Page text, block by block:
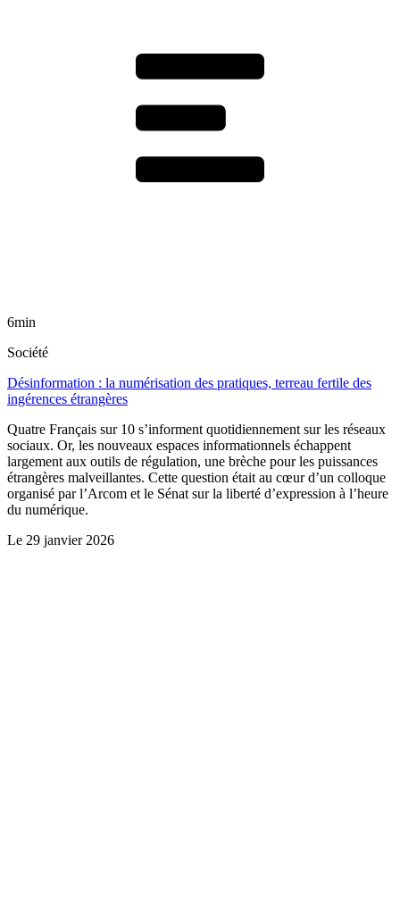
6min
Société
Désinformation : la numérisation des pratiques, terreau fertile des
ingérences étrangères
Quatre Français sur 10 s’informent quotidiennement sur les réseaux
sociaux. Or, les nouveaux espaces informationnels échappent
largement aux outils de régulation, une brèche pour les puissances
étrangères malveillantes. Cette question était au cœur d’un colloque
organisé par l’Arcom et le Sénat sur la liberté d’expression à l’heure
du numérique.
Le 29 janvier 2026